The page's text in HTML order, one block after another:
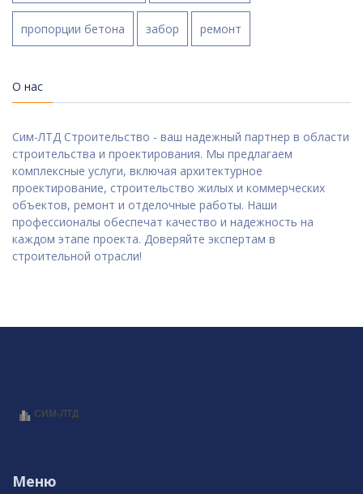
пропорции бетона забор ремонт
О нас
Сим-ЛТД Строительство - ваш надежный партнер в области
строительства и проектирования. Мы предлагаем
комплексные услуги, включая архитектурное
проектирование, строительство жилых и коммерческих
объектов, ремонт и отделочные работы. Наши
профессионалы обеспечат качество и надежность на
каждом этапе проекта. Доверяйте экспертам в
строительной отрасли!
Меню